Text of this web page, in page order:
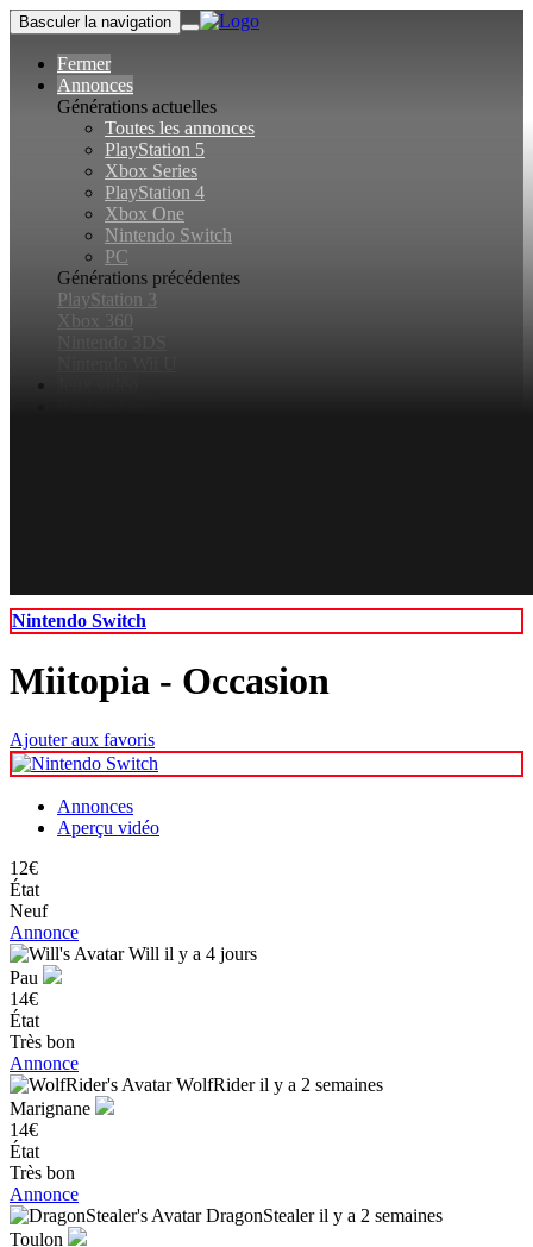
Basculer la navigation
Fermer
Annonces
Générations actuelles
Toutes les annonces
PlayStation 5
Xbox Series
PlayStation 4
Xbox One
Nintendo Switch
PC
Générations précédentes
PlayStation 3
Xbox 360
Nintendo Switch
Miitopia - Occasion
Ajouter aux favoris
Annonces
Aperçu vidéo
12€
État
Neuf
Annonce
Will il y a 4 jours
Pau
14€
État
Très bon
Annonce
WolfRideril y a 2 semaines
Marignane
14€
État
Très bon
Annonce
DragonStealeril y a 2 semaines
Toulon